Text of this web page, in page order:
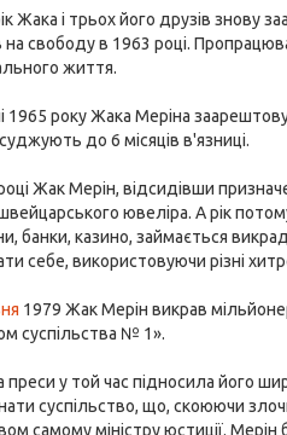
Жака і трьох його друзів знову
свободу в 1963 році.
життя.
1965 року Жака Меріна
до 6 місяців в'язниці.
Жак Мерін, відсидівши
ювеліра. А рік
банки, казино, займається
себе, використовуючи різні
1979 Жак Мерін викрав
суспільства № 1».
преси у той час підносила його
суспільство, що, скоюючи
самому міністру юстиції. Мерін